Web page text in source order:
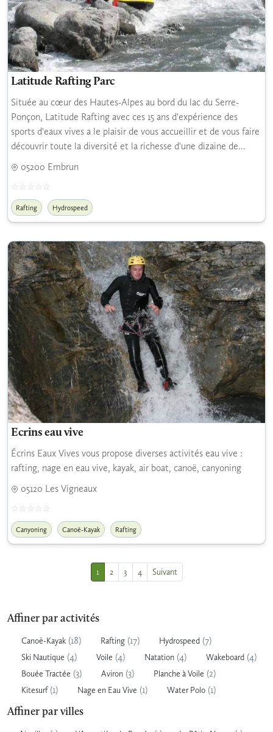
Affiner par activités
Canoë-Kayak (18) Rafting (17) Hydrospeed (7)
Ski Nautique (4) Voile (4) Natation (4) Wakeboard (4)
Bouée Tractée (3) Aviron (3) Planche à Voile (2)
Kitesurf(1) Nage en Eau Vive (1) Water Polo (1)
Affiner par villes
Latitude Rafting Parc
Située au cœur des Hautes-Alpes au bord du lac du Serre-
Ponçon, Latitude Rafting avec ces 15 ans d'expérience des
sports d'eaux vives a le plaisir de vous accueillir et de vous faire
découvrir toute la diversité et la richesse d'une dizaine de...
05200 Embrun
Rafting Hydrospeed
Ecrins eau vive
Écrins Eaux Vives vous propose diverses activités eau vive :
rafting, nage en eau vive, kayak, air boat, canoë, canyoning
05120 Les Vigneaux
Canyoning Canoë-Kayak Rafting
1 2 3 4 Suivant